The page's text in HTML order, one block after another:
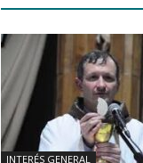
INTERÉS GENERAL